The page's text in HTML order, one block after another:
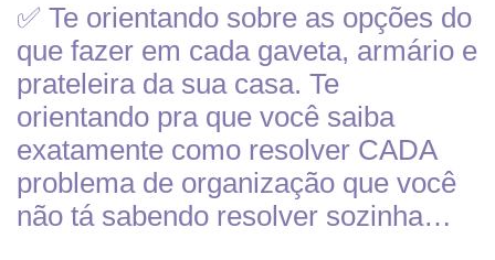
✅ Te orientando sobre as opções do
que fazer em cada gaveta, armário e
prateleira da sua casa. Te
orientando pra que você saiba
exatamente como resolver CADA
problema de organização que você
não tá sabendo resolver sozinha…